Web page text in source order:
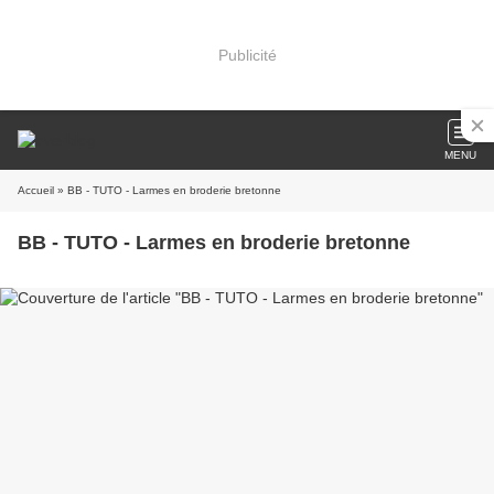
Publicité
MENU
Accueil » BB - TUTO - Larmes en broderie bretonne
BB - TUTO - Larmes en broderie bretonne